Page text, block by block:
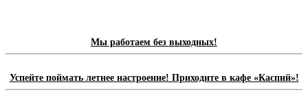
Мы работаем без выходных!
Успейте поймать летнее настроение! Приходите в кафе «Каспий»!